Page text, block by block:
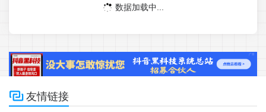
数据加载中...
 友情链接